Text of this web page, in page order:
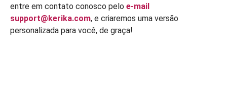
entre em contato conosco pelo e-mail
support@kerika.com, e criaremos uma versão
personalizada para você, de graça!